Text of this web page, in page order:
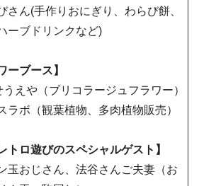
さん(手作りおにぎり、わらび餅、
ーブドリンクなど)
ーブース】
うえや（ブリコラージュフラワー）
ラボ（観葉植物、多肉植物販売）
トロ遊びのスペシャルゲスト】
玉おじさん、法谷さんご夫妻（お